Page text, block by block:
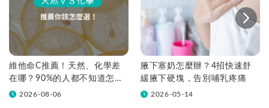
維他命C推薦！天然、化學差
在哪？90%的人都不知道怎麼
挑！帶你一次看
2026-08-06
腋下塞奶怎麼辦？4招快速舒
緩腋下硬塊，告別哺乳疼痛
2026-05-14